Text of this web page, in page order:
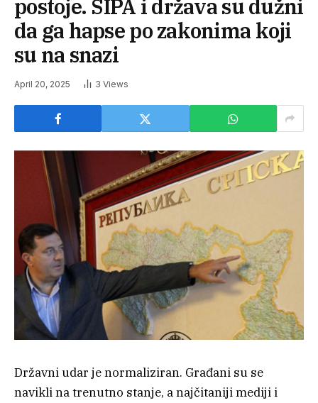
postoje. SIPA i država su dužni
da ga hapse po zakonima koji
su na snazi
April 20, 2025 3 Views
Državni udar je normaliziran. Građani su se
navikli na trenutno stanje, a najčitaniji mediji i